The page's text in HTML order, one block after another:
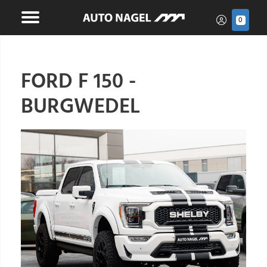
0
FORD F 150 -
BURGWEDEL